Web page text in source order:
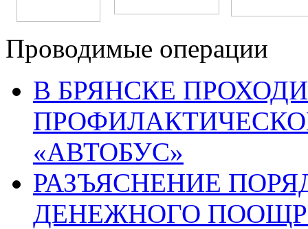
Проводимые операции
В БРЯНСКЕ
«АВТОБУС»
РАЗЪЯСНЕНИЕ
ДЕНЕЖНОГО